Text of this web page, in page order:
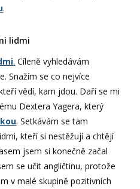
.
lidmi
. Cíleně vyhledávám
Snažím se co nejvíce
vědí, kam jdou. Daří se mi
Dextera Yagera, který
. Setkávám se tam
kteří si nestěžují a chtějí
jsem si konečně začal
se učit angličtinu, protože
v malé skupině pozitivních